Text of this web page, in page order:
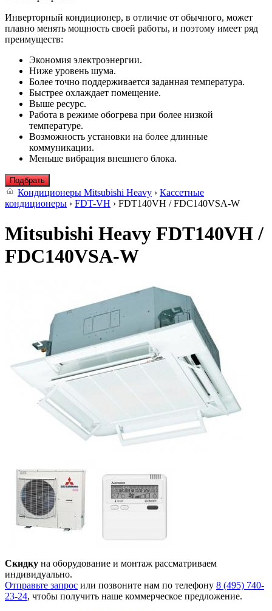
Инверторный кондиционер, в отличие от обычного, может
плавно менять мощность своей работы, и поэтому имеет ряд
преимуществ:
Экономия электроэнергии.
Ниже уровень шума.
Более точно поддерживается заданная температура.
Быстрее охлаждает помещение.
Выше ресурс.
Работа в режиме обогрева при более низкой
температуре.
Возможность установки на более длинные
коммуникации.
Меньше вибрация внешнего блока.
Подбрать
Кондиционеры Mitsubishi Heavy › Кассетные
кондиционеры › FDT-VH › FDT140VH / FDC140VSA-W
Mitsubishi Heavy FDT140VH /
FDC140VSA-W
Скидку на оборудование и монтаж рассматриваем
индивидуально.
Отправьте запрос или позвоните нам по телефону 8 (495) 740-
23-24, чтобы получить наше коммерческое предложение.